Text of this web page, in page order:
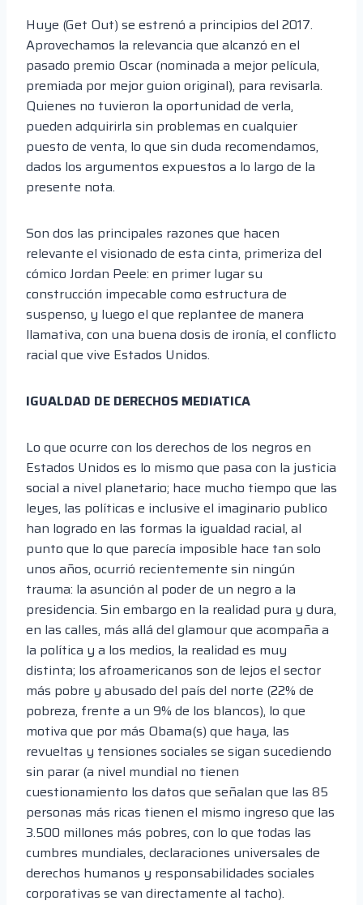
Huye (Get Out) se estrenó a principios del 2017.
Aprovechamos la relevancia que alcanzó en el
pasado premio Oscar (nominada a mejor película,
premiada por mejor guion original), para revisarla.
Quienes no tuvieron la oportunidad de verla,
pueden adquirirla sin problemas en cualquier
puesto de venta, lo que sin duda recomendamos,
dados los argumentos expuestos a lo largo de la
presente nota.
Son dos las principales razones que hacen
relevante el visionado de esta cinta, primeriza del
cómico Jordan Peele: en primer lugar su
construcción impecable como estructura de
suspenso, y luego el que replantee de manera
llamativa, con una buena dosis de ironía, el conflicto
racial que vive Estados Unidos.
IGUALDAD DE DERECHOS MEDIATICA
Lo que ocurre con los derechos de los negros en
Estados Unidos es lo mismo que pasa con la justicia
social a nivel planetario; hace mucho tiempo que las
leyes, las políticas e inclusive el imaginario publico
han logrado en las formas la igualdad racial, al
punto que lo que parecía imposible hace tan solo
unos años, ocurrió recientemente sin ningún
trauma: la asunción al poder de un negro a la
presidencia. Sin embargo en la realidad pura y dura,
en las calles, más allá del glamour que acompaña a
la política y a los medios, la realidad es muy
distinta; los afroamericanos son de lejos el sector
más pobre y abusado del país del norte (22% de
pobreza, frente a un 9% de los blancos), lo que
motiva que por más Obama(s) que haya, las
revueltas y tensiones sociales se sigan sucediendo
sin parar (a nivel mundial no tienen
cuestionamiento los datos que señalan que las 85
personas más ricas tienen el mismo ingreso que las
3.500 millones más pobres, con lo que todas las
cumbres mundiales, declaraciones universales de
derechos humanos y responsabilidades sociales
corporativas se van directamente al tacho).